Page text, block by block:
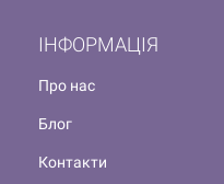
ІНФОРМАЦІЯ
Про нас
Блог
Контакти